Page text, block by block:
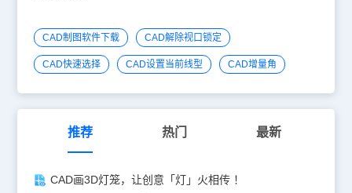
CAD制图软件下载 CAD解除视口锁定
CAD快速选择 CAD设置当前线型 CAD增量角
推荐 热门 最新
CAD画3D灯笼，让创意「灯」火相传 ！